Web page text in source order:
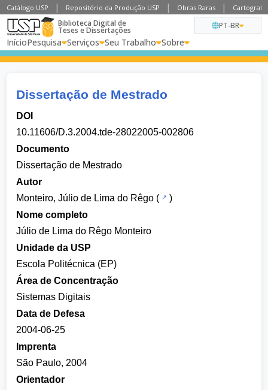
Catálogo USP Repositório da Produção USP Obras Raras
Biblioteca Digital de
Teses e Dissertações
InícioPesquisa Serviços Seu Trabalho Sobre
PT-BR
Dissertação de Mestrado
DOI
10.11606/D.3.2004.tde-28022005-002806
Documento
Dissertação de Mestrado
Autor
Monteiro, Júlio de Lima do Rêgo (
)
Nome completo
Júlio de Lima do Rêgo Monteiro
Unidade da USP
Escola Politécnica (EP)
Área de Concentração
Sistemas Digitais
Data de Defesa
2004-06-25
Imprenta
São Paulo, 2004
Orientador